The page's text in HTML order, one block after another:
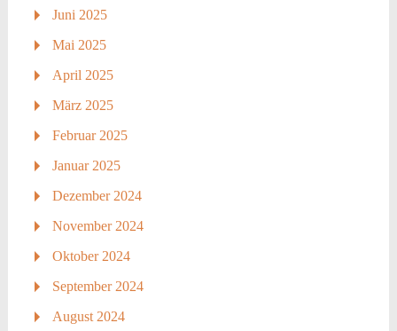
Juni 2025
Mai 2025
April 2025
März 2025
Februar 2025
Januar 2025
Dezember 2024
November 2024
Oktober 2024
September 2024
August 2024